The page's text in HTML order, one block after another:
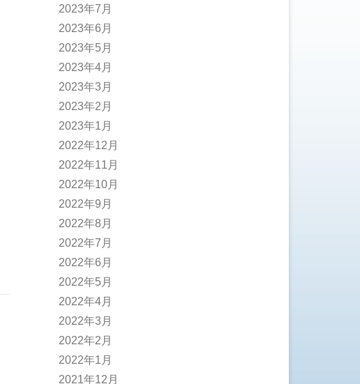
2023年7月
2023年6月
2023年5月
2023年4月
2023年3月
2023年2月
2023年1月
2022年12月
2022年11月
2022年10月
2022年9月
2022年8月
2022年7月
2022年6月
2022年5月
2022年4月
2022年3月
2022年2月
2022年1月
2021年12月